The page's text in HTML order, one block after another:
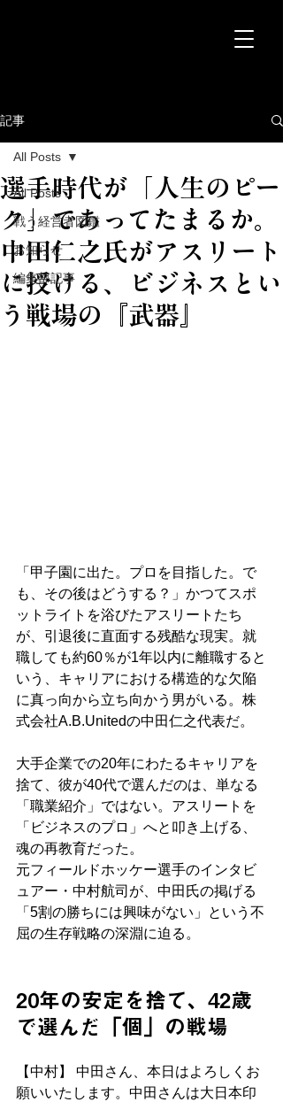
記事
All Posts
戦う経営者図鑑
お知らせ
編集部記事
All Posts
選手時代が「人生のピー
ク」であってたまるか。
中田仁之氏がアスリート
に授ける、ビジネスとい
う戦場の『武器』
「甲子園に出た。プロを目指した。で
も、その後はどうする？」かつてスポ
ットライトを浴びたアスリートたち
が、引退後に直面する残酷な現実。就
職しても約60％が1年以内に離職すると
いう、キャリアにおける構造的な欠陥
に真っ向から立ち向かう男がいる。株
式会社A.B.Unitedの中田仁之代表だ。
大手企業での20年にわたるキャリアを
捨て、彼が40代で選んだのは、単なる
「職業紹介」ではない。アスリートを
「ビジネスのプロ」へと叩き上げる、
魂の再教育だった。
元フィールドホッケー選手のインタビ
ュアー・中村航司が、中田氏の掲げる
「5割の勝ちには興味がない」という不
屈の生存戦略の深淵に迫る。
20年の安定を捨て、42歳
で選んだ「個」の戦場
【中村】 中田さん、本日はよろしくお
願いいたします。中田さんは大日本印